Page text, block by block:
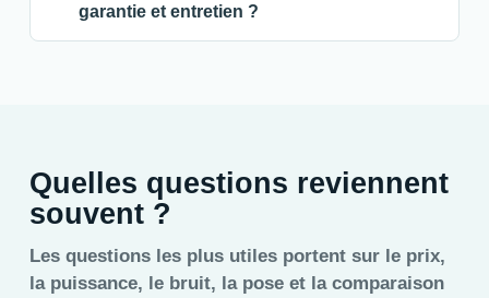
garantie et entretien ?
Quelles questions reviennent
souvent ?
Les questions les plus utiles portent sur le prix,
la puissance, le bruit, la pose et la comparaison